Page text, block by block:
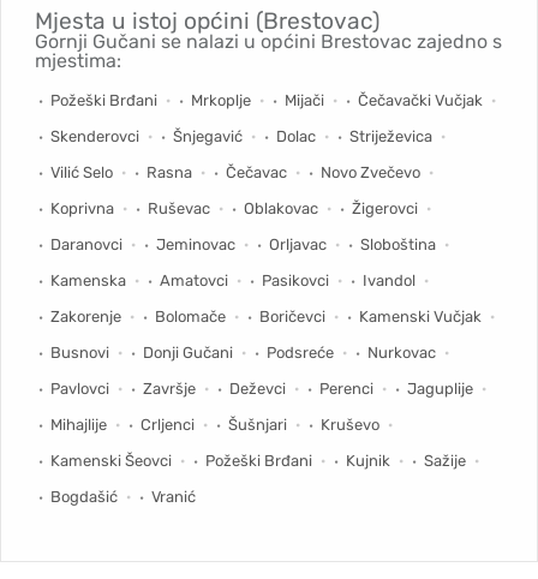
Mjesta u istoj općini (Brestovac)
Gornji Gučani se nalazi u općini Brestovac zajedno s
mjestima:
Požeški Brđani Mrkoplje Mijači
Čečavački Vučjak
Skenderovci
Šnjegavić Dolac
Striježevica
Vilić Selo
Rasna Čečavac
Novo Zvečevo
Koprivna
Ruševac Oblakovac
Žigerovci
Daranovci
Jeminovac Orljavac
Sloboština
Kamenska
Amatovci Pasikovci
Ivandol
Zakorenje
Bolomače Boričevci
Kamenski Vučjak
Busnovi
Donji Gučani Podsreće
Nurkovac
Pavlovci
Završje Deževci Perenci
Jaguplije
Mihajlije
Crljenci Šušnjari
Kruševo
Kamenski Šeovci
Požeški Brđani Kujnik
Sažije
Bogdašić
Vranić